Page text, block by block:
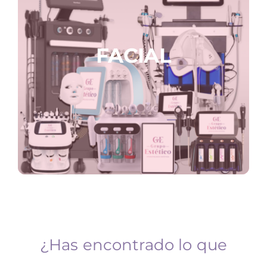
FACIAL
FACIAL
¿Has encontrado lo que